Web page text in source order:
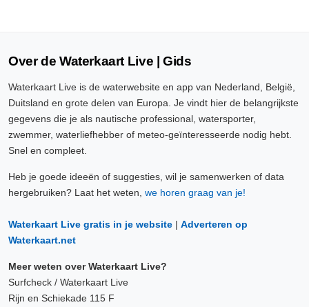
Over de Waterkaart Live | Gids
Waterkaart Live is de waterwebsite en app van Nederland, België,
Duitsland en grote delen van Europa. Je vindt hier de belangrijkste
gegevens die je als nautische professional, watersporter,
zwemmer, waterliefhebber of meteo-geïnteresseerde nodig hebt.
Snel en compleet.
Heb je goede ideeën of suggesties, wil je samenwerken of data
hergebruiken? Laat het weten, we horen graag van je!
Waterkaart Live gratis in je website | Adverteren op
Waterkaart.net
Meer weten over Waterkaart Live?
Surfcheck / Waterkaart Live
Rijn en Schiekade 115 F